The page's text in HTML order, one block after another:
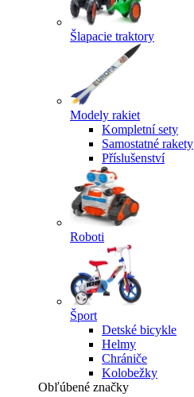
Šlapacie traktory
Modely rakiet
Kompletní sety
Samostatné rakety
Příslušenství
Roboti
Šport
Detské bicykle
Helmy
Chrániče
Kolobežky
Obľúbené značky